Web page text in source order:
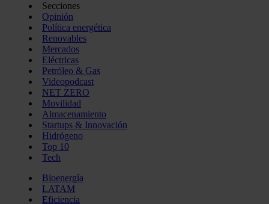
Secciones
Opinión
Política energética
Renovables
Mercados
Eléctricas
Petróleo & Gas
Videopodcast
NET ZERO
Movilidad
Almacenamiento
Startups & Innovación
Hidrógeno
Top 10
Tech
Bioenergía
LATAM
Eficiencia